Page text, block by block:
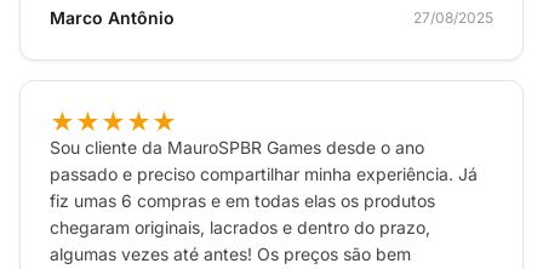
Marco Antônio
27/08/2025
★★★★★
Sou cliente da MauroSPBR Games desde o ano
passado e preciso compartilhar minha experiência. Já
fiz umas 6 compras e em todas elas os produtos
chegaram originais, lacrados e dentro do prazo,
algumas vezes até antes! Os preços são bem